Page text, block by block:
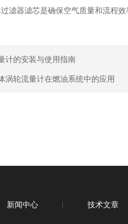
滤器滤芯是确保空气质量和流程效
计的安装与使用指南
涡轮流量计在燃油系统中的应用
新闻中心 技术文章